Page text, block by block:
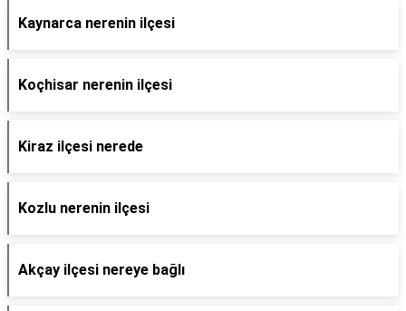
Kaynarca nerenin ilçesi
Koçhisar nerenin ilçesi
Kiraz ilçesi nerede
Kozlu nerenin ilçesi
Akçay ilçesi nereye bağlı